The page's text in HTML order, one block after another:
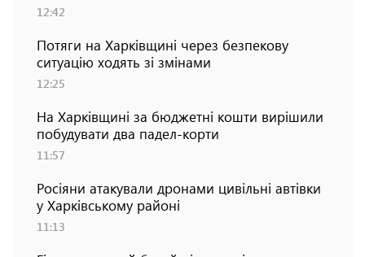
12:42
Потяги на Харківщині через безпекову
ситуацію ходять зі змінами
12:25
На Харківщині за бюджетні кошти вирішили
побудувати два падел-корти
11:57
Росіяни атакували дронами цивільні автівки
у Харківському районі
11:13